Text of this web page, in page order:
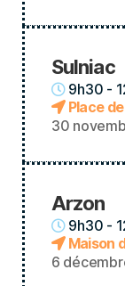
Sulniac
9h30 -
Place
30
Arzon
9h30 -
Maison
6